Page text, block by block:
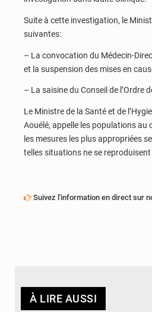
Suite à cette investigation, le
suivantes:
– La convocation du Médecin-
et la suspension des mises en
– La saisine du Conseil de l’Ordre
Le Ministre de la Santé et de
Aouélé, appelle les populations au
les mesures les plus appropriées
telles situations ne se reproduisent
Suivez l'information en direct sur
À LIRE AUSSI